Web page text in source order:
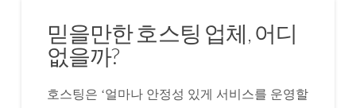
믿을만한 호스팅 업체, 어디
없을까?
호스팅은 ‘얼마나 안정성 있게 서비스를 운영할